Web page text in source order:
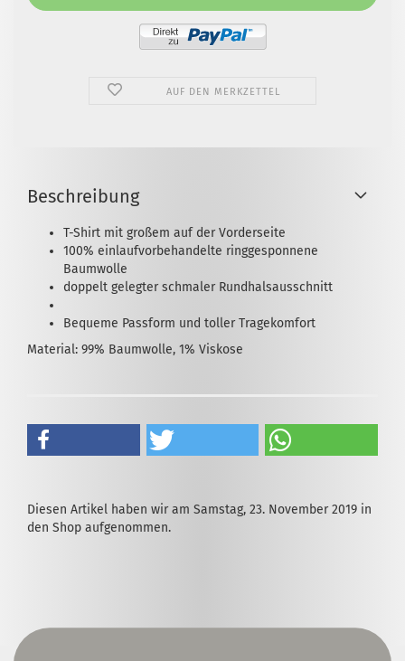
AUF DEN MERKZETTEL
Beschreibung
T-Shirt mit großem auf der Vorderseite
100% einlaufvorbehandelte ringgesponnene
Baumwolle
doppelt gelegter schmaler Rundhalsausschnitt
Bequeme Passform und toller Tragekomfort
Material: 99% Baumwolle, 1% Viskose
Diesen Artikel haben wir am Samstag, 23. November 2019 in
den Shop aufgenommen.